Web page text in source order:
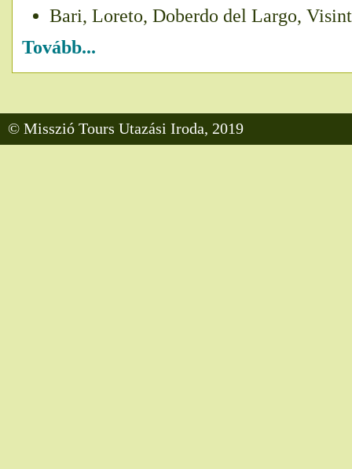
Bari, Loreto, Doberdo del Largo,
Tovább...
© Misszió Tours Utazási Iroda, 2019